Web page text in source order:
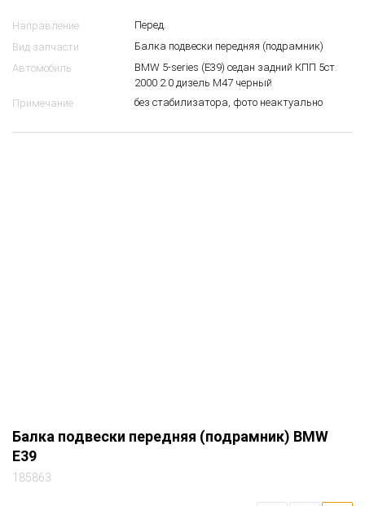
Направление
Перед.
Вид запчасти
Балка подвески передняя (подрамник)
Автомобиль
BMW 5-series (E39) седан задний КПП 5ст.
2000 2.0 дизель M47 черный
Примечание
без стабилизатора, фото неактуально
Балка подвески передняя (подрамник) BMW
E39
185863